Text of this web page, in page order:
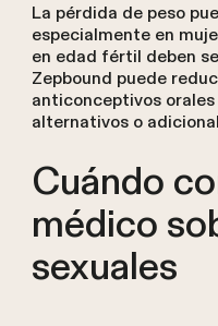
La pérdida de peso
especialmente en
en edad fértil deben
Zepbound puede
anticonceptivos
alternativos o
Cuándo
médico
sexuales